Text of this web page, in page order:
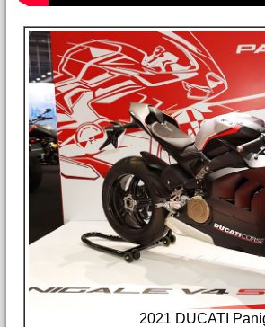
2021 DUCATI